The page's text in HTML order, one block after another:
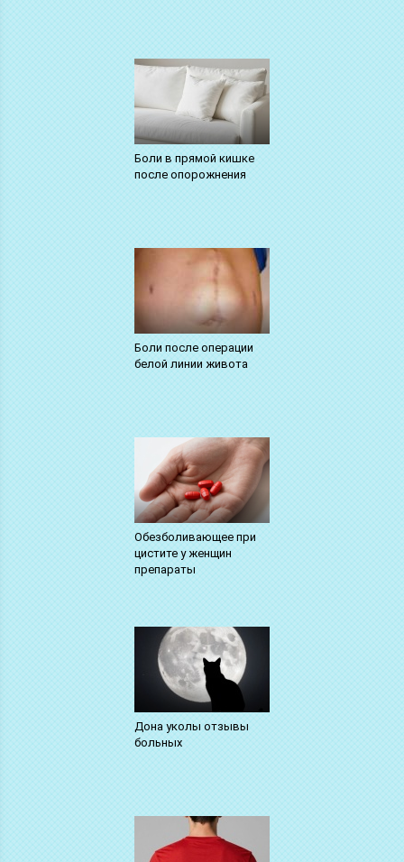
Боли в прямой кишке
после опорожнения
Боли после операции
белой линии живота
Обезболивающее при
цистите у женщин
препараты
Дона уколы отзывы
больных